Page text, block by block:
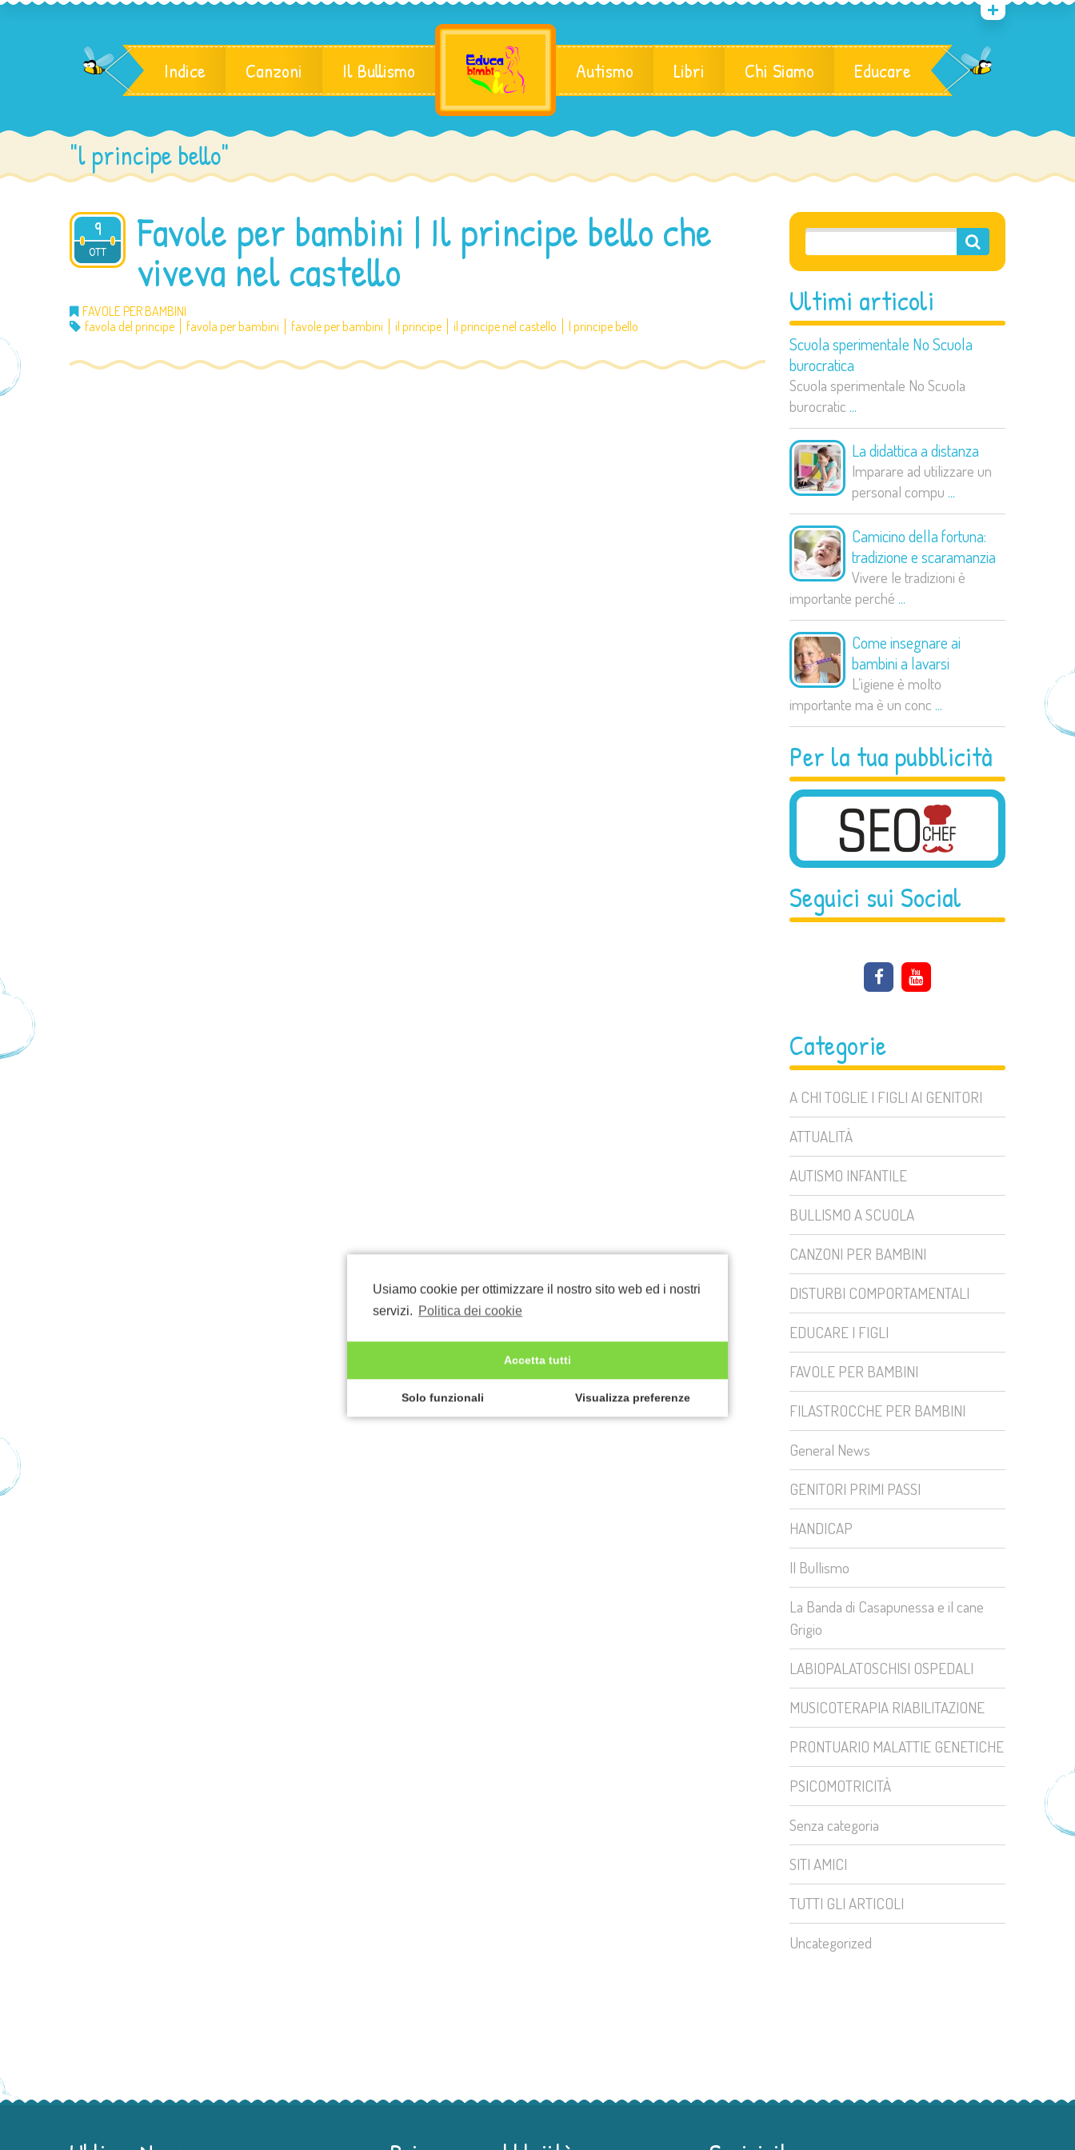
Usiamo cookie per ottimizzare il nostro sito web ed i nostri
servizi. Politica dei cookie
Accetta tutti
Solo funzionali Visualizza preferenze
Indice Canzoni Il Bullismo Autismo Libri Chi Siamo Educare
"l principe bello"
Ultimi articoli
Scuola sperimentale No Scuola
burocratica
Scuola sperimentale No Scuola
burocratic ...
La didattica a distanza
Imparare ad utilizzare un
personal compu ...
Camicino della fortuna:
tradizione e scaramanzia
Vivere le tradizioni è
importante perché ...
Come insegnare ai
bambini a lavarsi
L’igiene è molto
importante ma è un conc ...
Per la tua pubblicità
Seguici sui Social
Categorie
A CHI TOGLIE I FIGLI AI GENITORI
ATTUALITÀ
AUTISMO INFANTILE
BULLISMO A SCUOLA
CANZONI PER BAMBINI
DISTURBI COMPORTAMENTALI
EDUCARE I FIGLI
FAVOLE PER BAMBINI
FILASTROCCHE PER BAMBINI
General News
GENITORI PRIMI PASSI
HANDICAP
Il Bullismo
La Banda di Casapunessa e il cane
Grigio
LABIOPALATOSCHISI OSPEDALI
MUSICOTERAPIA RIABILITAZIONE
PRONTUARIO MALATTIE GENETICHE
PSICOMOTRICITÀ
Senza categoria
SITI AMICI
TUTTI GLI ARTICOLI
Uncategorized
9
OTT
2012 Favole per bambini | Il principe bello che
viveva nel castello
FAVOLE PER BAMBINI
favola del principe
favola per bambini favole per bambini il principe il principe nel castello l principe bello